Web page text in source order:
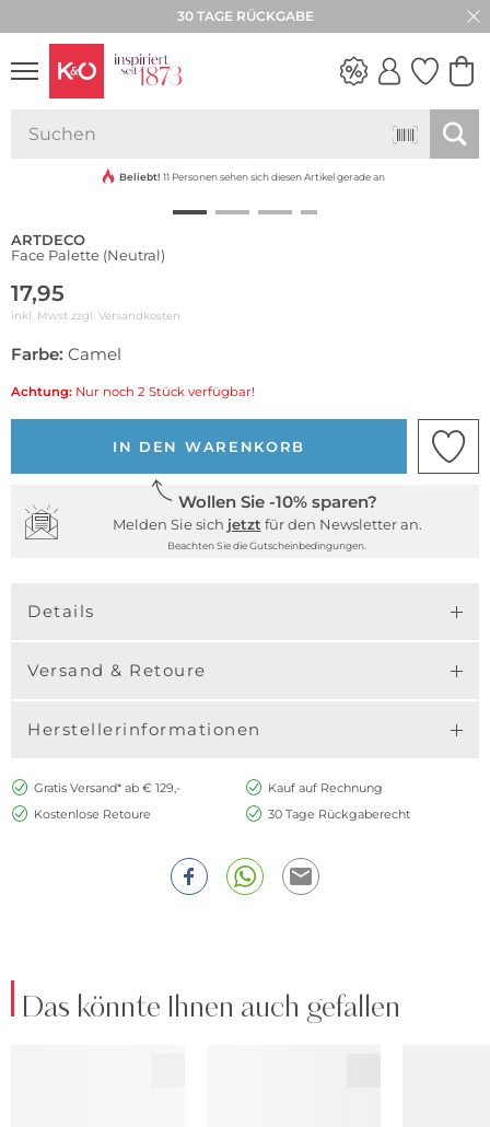
★★★★★ 4,8 / 5,0 STERNE
30 TAGE RÜCKGABE
VIBES
Beliebt! 11 Personen sehen sich diesen Artikel gerade an
ARTDECO
Face Palette (Neutral)
17,95
inkl. Mwst zzgl. Versandkosten
Farbe: Camel
Achtung: Nur noch 2 Stück verfügbar!
IN DEN WARENKORB
Wollen Sie -10% sparen?
Melden Sie sich jetzt für den Newsletter an.
Beachten Sie die Gutscheinbedingungen.
Details
Versand & Retoure
Herstellerinformationen
Gratis Versand* ab € 129,-
Kauf auf Rechnung
Kostenlose Retoure
30 Tage Rückgaberecht
Das könnte Ihnen auch gefallen